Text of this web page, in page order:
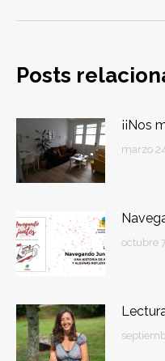
Posts
¡¡Nos
marzo
octubre